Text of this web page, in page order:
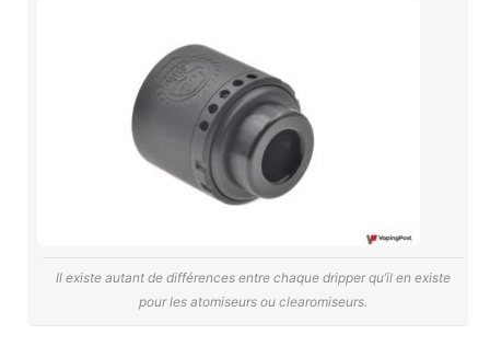
Il existe autant de différences entre chaque dripper qu’il en existe
pour les atomiseurs ou clearomiseurs.